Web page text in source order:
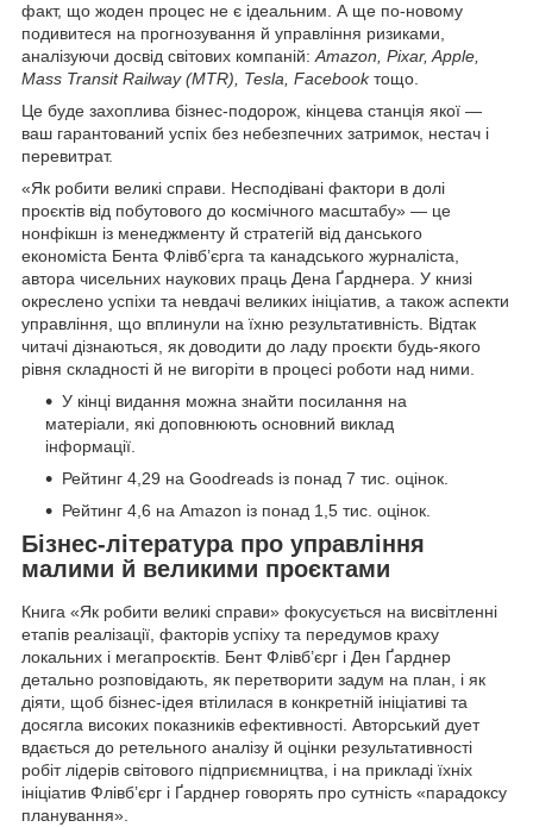
факт, що жоден процес не є ідеальним. А ще по-новому
подивитеся на прогнозування й управління ризиками,
аналізуючи досвід світових компаній:Amazon, Pixar, Apple,
Mass Transit Railway (MTR), Tesla, Facebookтощо.
Це буде захоплива бізнес-подорож, кінцева станція якої —
ваш гарантований успіх без небезпечних затримок, нестач i
перевитрат.
«Як робити великі справи. Несподівані фактори в долі
проєктів від побутового до космічного масштабу» — це
нонфікшн із менеджменту й стратегій від данського
економіста Бента Флівб’єрга та канадського журналіста,
автора чисельних наукових праць Дена Ґарднера. У книзі
окреслено успіхи та невдачі великих ініціатив, а також аспекти
управління, що вплинули на їхню результативність. Відтак
читачі дізнаються, як доводити до ладу проєкти будь-якого
рівня складності й не вигоріти в процесі роботи над ними.
У кінці видання можна знайти посилання на
матеріали, які доповнюють основний виклад
інформації.
Рейтинг 4,29 на Goodreads із понад 7 тис. оцінок.
Рейтинг 4,6 на Amazon із понад 1,5 тис. оцінок.
Бізнес-література про управління
малими й великими проєктами
Книга «Як робити великі справи» фокусується на висвітленні
етапів реалізації, факторів успіху та передумов краху
локальних і мегапроєктів. Бент Флівб’єрг і Ден Ґарднер
детально розповідають, як перетворити задум на план, і як
діяти, щоб бізнес-ідея втілилася в конкретній ініціативі та
досягла високих показників ефективності. Авторський дует
вдається до ретельного аналізу й оцінки результативності
робіт лідерів світового підприємництва, і на прикладі їхніх
ініціатив Флівб’єрг і Ґарднер говорять про сутність «парадоксу
планування».